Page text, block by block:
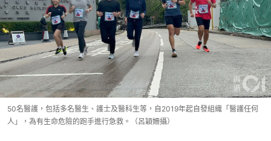
50名醫護，包括多名醫生、護士及醫科生等，自2019年起自發組織「醫護任何
人」，為有生命危險的跑手進行急救。（呂穎姍攝）